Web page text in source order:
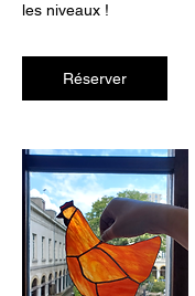
les niveaux !
Réserver